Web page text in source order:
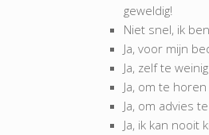
geweldig!
Niet snel, ik
Ja, voor mijn
Ja, zelf te
Ja, om te
Ja, om advies
Ja, ik kan nooit